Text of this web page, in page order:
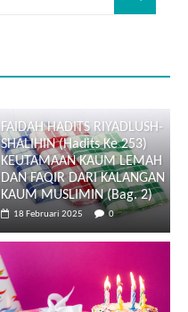
FAIDAH HADITS RIYADLUSH-
SHALIHIN (Hadits Ke 253)
KEUTAMAAN KAUM LEMAH
DAN FAQIR DARI KALANGAN
KAUM MUSLIMIN (Bag. 2)
18 Februari 2025 0